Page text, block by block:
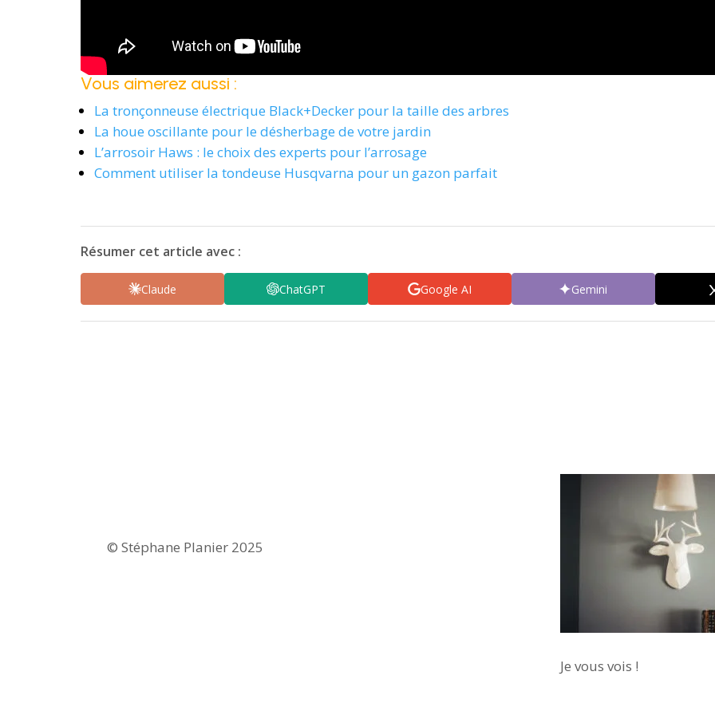
Vous aimerez aussi :
La tronçonneuse électrique Black+Decker pour la taille des arbres
La houe oscillante pour le désherbage de votre jardin
L’arrosoir Haws : le choix des experts pour l’arrosage
Comment utiliser la tondeuse Husqvarna pour un gazon parfait
Résumer cet article avec :
Claude ChatGPT Google AI Gemini
© Stéphane Planier 2025
Je vous vois !